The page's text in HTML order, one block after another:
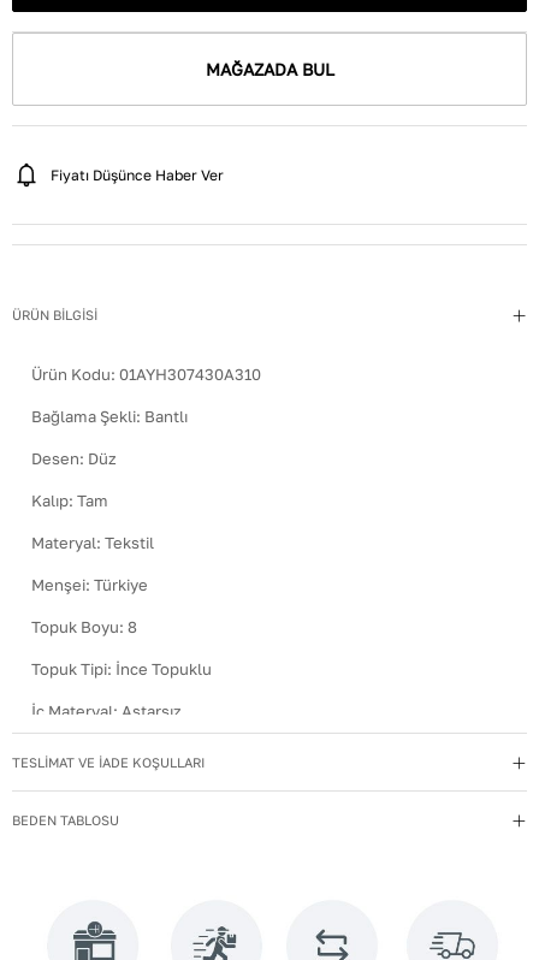
MAĞAZADA BUL
Fiyatı Düşünce Haber Ver
ÜRÜN BİLGİSİ
Ürün Kodu: 01AYH307430A310
Bağlama Şekli: Bantlı
Desen: Düz
Kalıp: Tam
Materyal: Tekstil
Menşei: Türkiye
Topuk Boyu: 8
Topuk Tipi: İnce Topuklu
İç Materyal: Astarsız
Kullanım Talimatı: Direkt güneş ışığından ve ısı kaynaklarından
Yıkama Talimatı
İç Deri Cinsi
TESLİMAT VE İADE KOŞULLARI
BEDEN TABLOSU